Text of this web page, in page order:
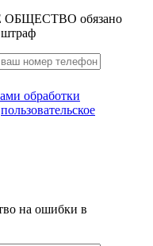
ОБЩЕСТВО обязано
обработки
пользовательское
на ошибки в